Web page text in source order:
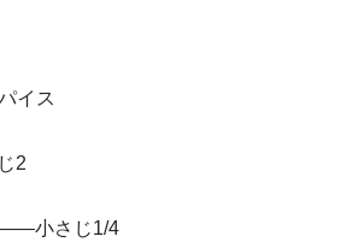
イス
2
小さじ1/4